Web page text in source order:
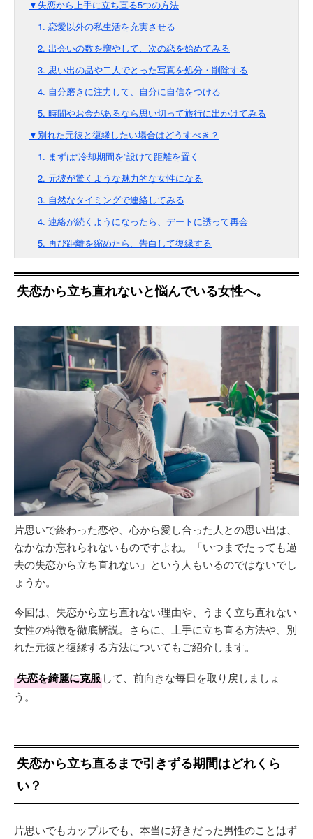
▼失恋から上手に立ち直る5つの方法
1. 恋愛以外の私生活を充実させる
2. 出会いの数を増やして、次の恋を始めてみる
3. 思い出の品や二人でとった写真を処分・削除する
4. 自分磨きに注力して、自分に自信をつける
5. 時間やお金があるなら思い切って旅行に出かけてみる
▼別れた元彼と復縁したい場合はどうすべき？
1. まずは“冷却期間を”設けて距離を置く
2. 元彼が驚くような魅力的な女性になる
3. 自然なタイミングで連絡してみる
4. 連絡が続くようになったら、デートに誘って再会
5. 再び距離を縮めたら、告白して復縁する
失恋から立ち直れないと悩んでいる女性へ。
片思いで終わった恋や、心から愛し合った人との思い出は、
なかなか忘れられないものですよね。「いつまでたっても過
去の失恋から立ち直れない」という人もいるのではないでし
ょうか。
今回は、失恋から立ち直れない理由や、うまく立ち直れない
女性の特徴を徹底解説。さらに、上手に立ち直る方法や、別
れた元彼と復縁する方法についてもご紹介します。
失恋を綺麗に克服 して、前向きな毎日を取り戻しましょ
う。
失恋から立ち直るまで引きずる期間はどれくら
い？
片思いでもカップルでも、本当に好きだった男性のことはず